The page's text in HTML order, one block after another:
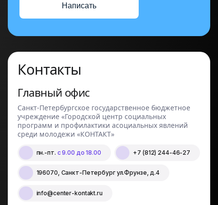
Написать
Контакты
Главный офис
Санкт-Петербургское государственное бюджетное
учреждение «Городской центр социальных
программ и профилактики асоциальных явлений
среди молодежи «КОНТАКТ»
пн.-пт. с 9.00 до 18.00 +7 (812) 244-46-27
196070, Санкт-Петербург ул.Фрунзе, д.4
info@center-kontakt.ru